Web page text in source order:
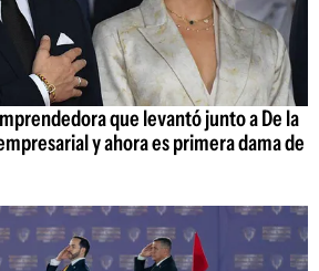
que levantó junto a De la
y ahora es primera dama de